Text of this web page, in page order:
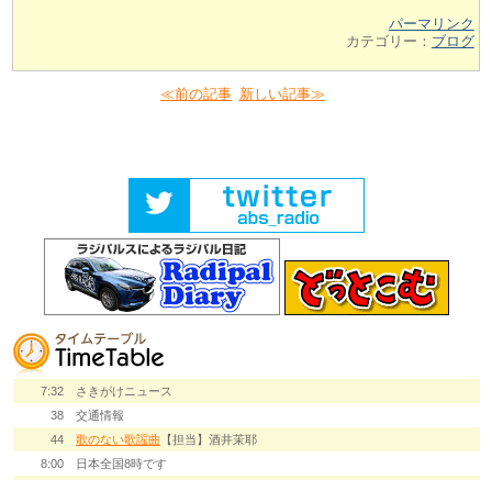
パーマリンク
カテゴリー： ブログ
≪前の記事 新しい記事≫
7:32
さきがけニュース
38
交通情報
44
歌のない歌謡曲 【担当】酒井茉耶
8:00
日本全国8時です